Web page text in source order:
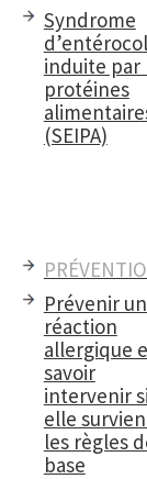
Syndrome
induite par
protéines
(SEIPA)
Prévenir
réaction
allergique
savoir
intervenir
elle
les règles
base